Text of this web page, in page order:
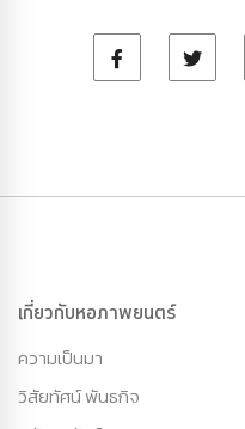
เกี่ยวกับหอภาพยนตร์
ความเป็นมา
วิสัยทัศน์ พันธกิจ